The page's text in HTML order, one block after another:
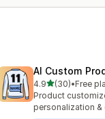
AI Custom
4.95つ星中
(30)
合計レビュー数：
•Free
Product
personalization